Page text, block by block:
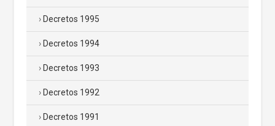
Decretos 1995
Decretos 1994
Decretos 1993
Decretos 1992
Decretos 1991